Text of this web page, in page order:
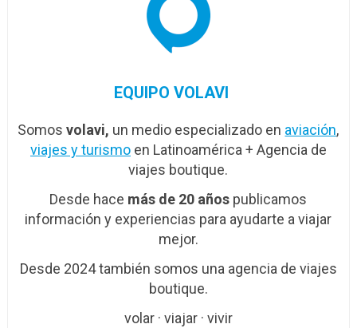
EQUIPO VOLAVI
Somosvolavi, un medio especializado en aviación,
viajes y turismoen Latinoamérica + Agencia de
viajes boutique.
Desde hace más de 20 años publicamos
información y experiencias para ayudarte a viajar
mejor.
Desde 2024 también somos una agencia de viajes
boutique.
volar · viajar · vivir